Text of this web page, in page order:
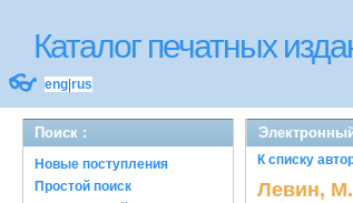
Каталог печатных
👓 eng rus
Поиск :
Новые поступления
Простой поиск
К списку
Левин,